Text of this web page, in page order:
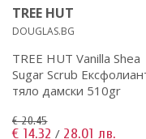
TREE HUT
DOUGLAS.BG
TREE HUT Vanilla Shea
Sugar Scrub
тяло дамски 510gr
€ 20.45
€ 14.32 / 28.01 лв.